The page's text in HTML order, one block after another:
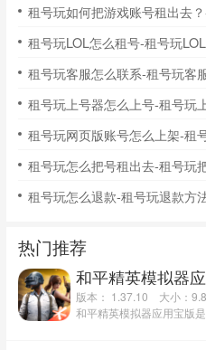
租号玩如何把游戏账号租出去
租号玩LOL怎么租号-租号玩
租号玩客服怎么联系-租号玩客
租号玩上号器怎么上号-租号玩
租号玩网页版账号怎么上架-租
租号玩怎么把号租出去-租号玩
租号玩怎么退款-租号玩退款方
热门推荐
和平精英模拟器
版本： 1.37.10
大小：